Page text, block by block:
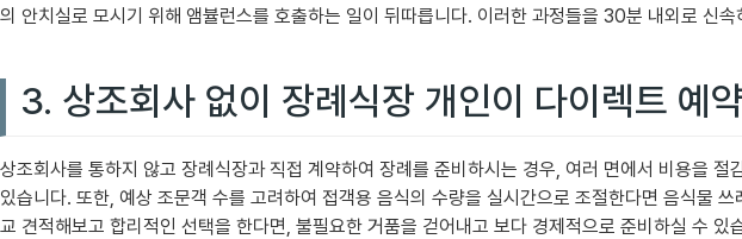
의 안치실로 모시기 위해 앰뷸런스를 호출하는 일이 뒤따릅니다. 이러한 과정들을 30분 내외로 신
3. 상조회사 없이 장례식장 개인이 다이렉트 예
상조회사를 통하지 않고 장례식장과 직접 계약하여 장례를 준비하시는 경우, 여러 면에서 비용을
있습니다. 또한, 예상 조문객 수를 고려하여 접객용 음식의 수량을 실시간으로 조절한다면 음식물
교 견적해보고 합리적인 선택을 한다면, 불필요한 거품을 걷어내고 보다 경제적으로 준비하실 수